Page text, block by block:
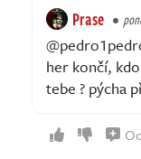
Prase
her končí,
tebe ? pýcha